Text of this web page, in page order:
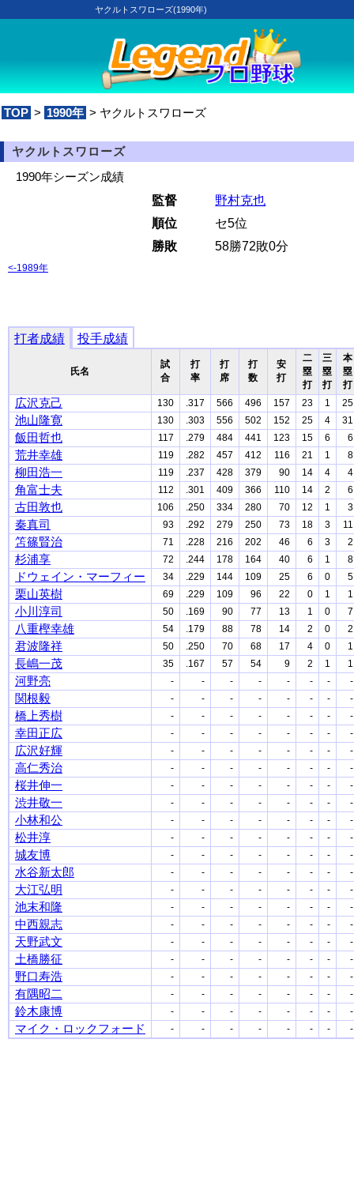
ヤクルトスワローズ(1990年)
TOP > 1990年 > ヤクルトスワローズ
ヤクルトスワローズ
1990年シーズン成績
監督
野村克也
順位
セ5位
勝敗
58勝72敗0分
<-1989年
打者成績 投手成績
氏名
試
合
打
率
打
席
打
数
安
打
二
塁
打
三
塁
打
本
塁
打
広沢克己 130 .317 566 496 157 23 1 25
池山隆寛 130 .303 556 502 152 25 4 31
飯田哲也 117 .279 484 441 123 15 6 6
荒井幸雄 119 .282 457 412 116 21 1 8
柳田浩一 119 .237 428 379 90 14 4 4
角富士夫 112 .301 409 366 110 14 2 6
古田敦也 106 .250 334 280 70 12 1 3
秦真司 93 .292 279 250 73 18 3 11
笘篠賢治 71 .228 216 202 46 6 3 2
杉浦享 72 .244 178 164 40 6 1 8
ドウェイン・マーフィー 34 .229 144 109 25 6 0 5
栗山英樹 69 .229 109 96 22 0 1 1
小川淳司 50 .169 90 77 13 1 0 7
八重樫幸雄 54 .179 88 78 14 2 0 2
君波隆祥 50 .250 70 68 17 4 0 1
長嶋一茂 35 .167 57 54 9 2 1 1
河野亮 - - - - - - - -
関根毅 - - - - - - - -
橋上秀樹 - - - - - - - -
幸田正広 - - - - - - - -
広沢好輝 - - - - - - - -
高仁秀治 - - - - - - - -
桜井伸一 - - - - - - - -
渋井敬一 - - - - - - - -
小林和公 - - - - - - - -
松井淳 - - - - - - - -
城友博 - - - - - - - -
水谷新太郎 - - - - - - - -
大江弘明 - - - - - - - -
池末和隆 - - - - - - - -
中西親志 - - - - - - - -
天野武文 - - - - - - - -
土橋勝征 - - - - - - - -
野口寿浩 - - - - - - - -
有隅昭二 - - - - - - - -
鈴木康博 - - - - - - - -
マイク・ロックフォード - - - - - - - -